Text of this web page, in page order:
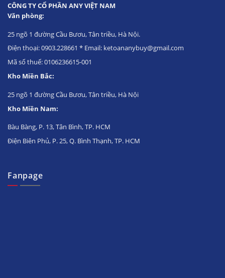
CÔNG TY CỔ PHẦN ANY VIỆT NAM
Văn phòng:
25 ngõ 1 đường Cầu Bươu, Tân triều, Hà Nội.
Điện thoại: 0903.228661 * Email: ketoananybuy@gmail.com
Mã số thuế: 0106236615-001
Kho Miền Bắc:
25 ngõ 1 đường Cầu Bươu, Tân triều, Hà Nội
Kho Miền Nam:
Bàu Bàng, P. 13, Tân Bình, TP. HCM
Điện Biên Phủ, P. 25, Q. Bình Thạnh, TP. HCM
Fanpage